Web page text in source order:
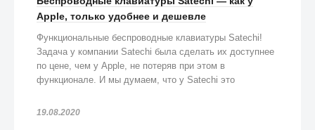
Apple, только удобнее и дешевле
Функциональные беспроводные клавиатуры Satechi!
Задача у компании Satechi была сделать их доступнее
по цене, чем у Apple, не потеряв при этом в
функционале. И мы думаем, что у Satechi это
19.08.2020